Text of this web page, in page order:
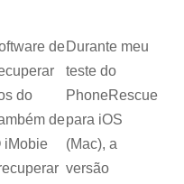
de
do
de
iMobie
Durante meu
teste do
PhoneRescue
para iOS
(Mac), a
versão